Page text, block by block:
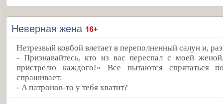
Неверная жена
Нетрезвый ковбой влетает в переполненный салун и,
- Признавайтесь, кто из вас переспал с моей
пристрелю каждого!» Все пытаются спрятаться
спрашивает:
- A патронов-то у тебя хватит?